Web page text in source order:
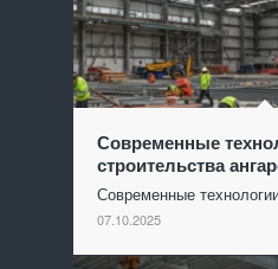
Современные
строительства
Современные
07.10.2025